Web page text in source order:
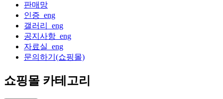
판매망
인증_eng
갤러리_eng
공지사항_eng
자료실_eng
문의하기(쇼핑몰)
쇼핑몰 카테고리